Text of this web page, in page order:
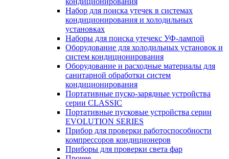
Набор для поиска утечек в системах
кондиционирования и холодильных
установках
Наборы для поиска утечекс УФ-лампой
Оборудование для холодильных установок и
систем кондиционирования
Оборудование и расходные материалы для
санитарной обработки систем
кондиционирования
Портативные пуско-зарядные устройства
серии CLASSIC
Портативные пусковые устройства серии
EVOLUTION SERIES
Прибор для проверки работоспособности
компрессоров кондиционеров
Приборы для проверки света фар